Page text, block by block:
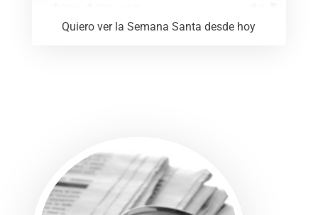
Quiero ver la Semana Santa desde hoy